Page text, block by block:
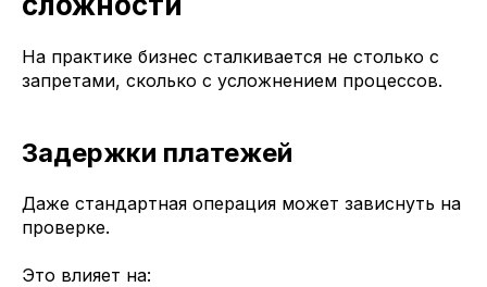
На практике бизнес сталкивается не столько с
запретами, сколько с усложнением процессов.
Задержки платежей
Даже стандартная операция может зависнуть на
проверке.
Это влияет на: